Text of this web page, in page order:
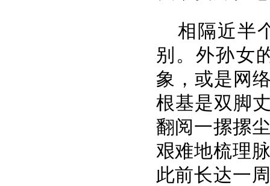
相隔近半
别。外孙女
象，或是网
根基是双脚
翻阅一摞摞
艰难地梳理
此前长达一